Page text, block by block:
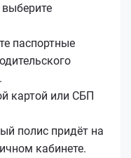
паспортные
картой или СБП
полис придёт на
кабинете.